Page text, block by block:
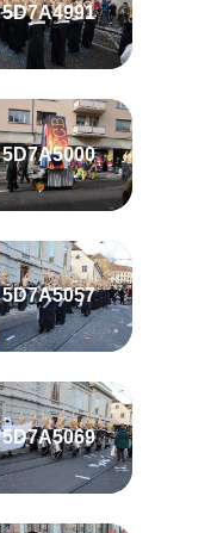
5D7A4991
5D7A5000
5D7A5057
5D7A5069